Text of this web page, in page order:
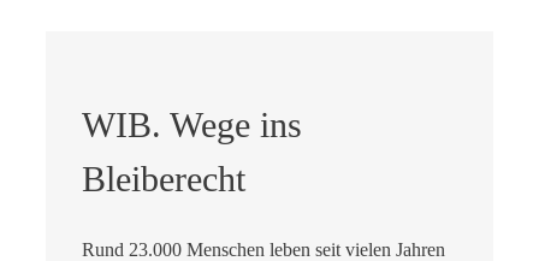
WIB. Wege ins
Bleiberecht
Rund 23.000 Menschen leben seit vielen Jahren